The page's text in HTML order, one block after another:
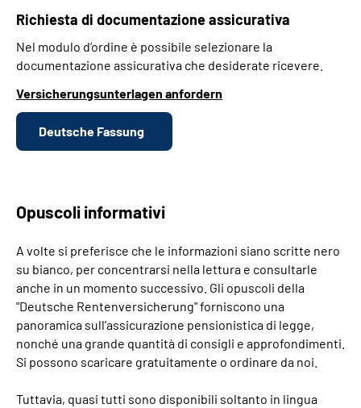
Richiesta di documentazione assicurativa
Nel modulo d’ordine è possibile selezionare la
documentazione assicurativa che desiderate ricevere.
Versicherungsunterlagen anfordern
Deutsche Fassung
Opuscoli informativi
A volte si preferisce che le informazioni siano scritte nero
su bianco, per concentrarsi nella lettura e consultarle
anche in un momento successivo. Gli opuscoli della
"Deutsche Rentenversicherung" forniscono una
panoramica sull’assicurazione pensionistica di legge,
nonché una grande quantità di consigli e approfondimenti.
Si possono scaricare gratuitamente o ordinare da noi.
Tuttavia, quasi tutti sono disponibili soltanto in lingua